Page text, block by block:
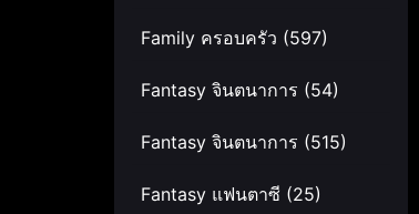
Family ครอบครัว (597)
Fantasy จินตนาการ (54)
Fantasy จินตนาการ (515)
Fantasy แฟนตาซี (25)